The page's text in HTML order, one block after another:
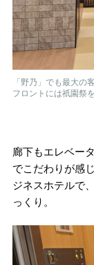
「野乃」でも最大の
フロントには祇園祭
廊下もエレベー
でこだわりが感
ジネスホテルで
っくり。